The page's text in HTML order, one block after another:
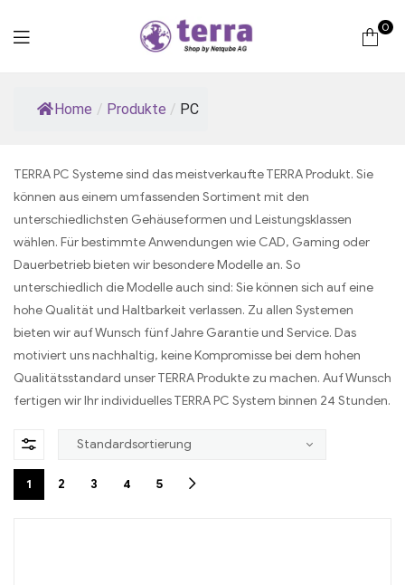
Computer
0
Home / Produkte / PC
TERRA PC Systeme sind das meistverkaufte TERRA Produkt. Sie
können aus einem umfassenden Sortiment mit den
unterschiedlichsten Gehäuseformen und Leistungsklassen
wählen. Für bestimmte Anwendungen wie CAD, Gaming oder
Dauerbetrieb bieten wir besondere Modelle an. So
unterschiedlich die Modelle auch sind: Sie können sich auf eine
hohe Qualität und Haltbarkeit verlassen. Zu allen Systemen
bieten wir auf Wunsch fünf Jahre Garantie und Service. Das
motiviert uns nachhaltig, keine Kompromisse bei dem hohen
Qualitätsstandard unser TERRA Produkte zu machen. Auf Wunsch
fertigen wir Ihr individuelles TERRA PC System binnen 24 Stunden.
1 2 3 4 5